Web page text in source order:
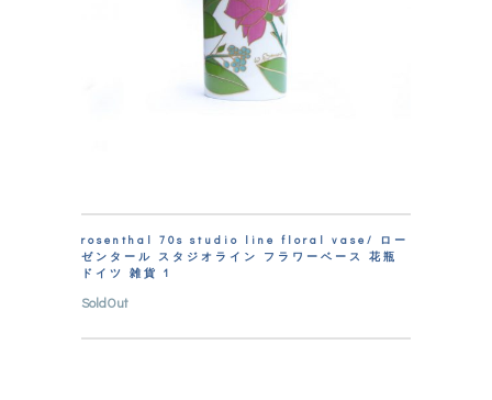
rosenthal 70s studio line floral vase/ ロー
ゼンタール スタジオライン フラワーベース 花瓶
ドイツ 雑貨 1
SoldOut